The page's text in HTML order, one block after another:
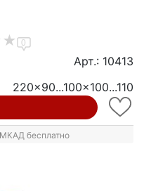
0
Арт.: 10413
220x90...100x100...110
бесплатно